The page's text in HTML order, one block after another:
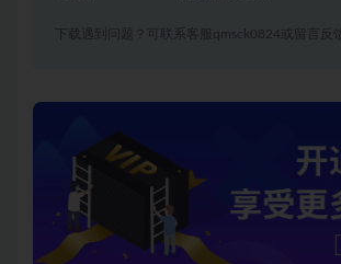
下载遇到问题？可联系客服qmsck0824或留言反馈